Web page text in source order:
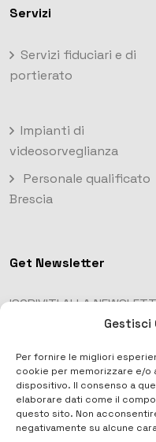
Gestisci
Per fornire le migliori
cookie per memorizzare e/o
dispositivo. Il consenso a
elaborare dati come il
questo sito. Non
negativamente su alcune
Servizi
Servizi fiduciari e di
portierato
Impianti di
videosorveglianza
Personale qualificato
Brescia
Get Newsletter
ISCRIVITI ALLA